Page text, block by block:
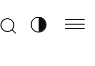
SzukajZmień